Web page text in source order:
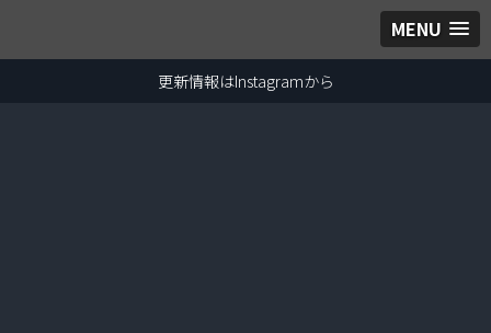
MENU
更新情報はInstagramから